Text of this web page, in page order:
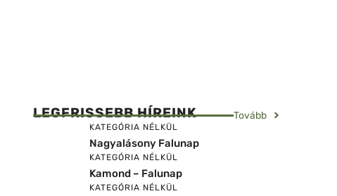
LEGFRISSEBB HÍREINK Tovább
KATEGÓRIA NÉLKÜL
Nagyalásony Falunap
KATEGÓRIA NÉLKÜL
Kamond – Falunap
KATEGÓRIA NÉLKÜL